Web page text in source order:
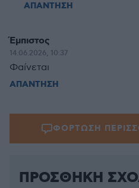
ΑΠΑΝΤΗΣΗ
Έμπιστος
14.06.2026, 10:37
Φαίνεται
ΑΠΑΝΤΗΣΗ
ΦΟΡΤΩΣΗ
ΠΡΟΣΘΗΚΗ